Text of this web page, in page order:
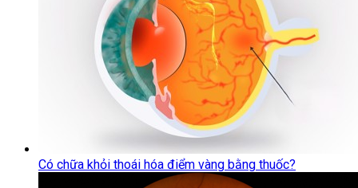
Có chữa khỏi thoái hóa điểm vàng bằng thuốc?